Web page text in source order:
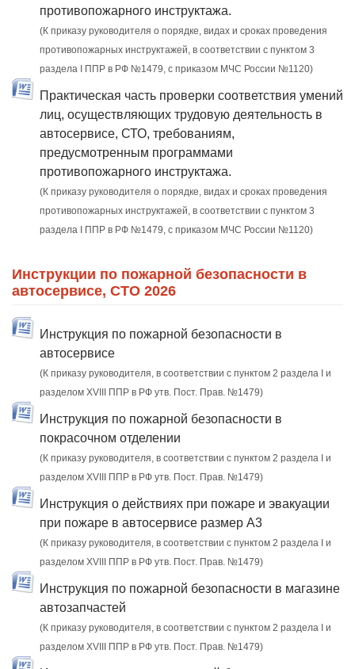
противопожарного инструктажа.
(К приказу руководителя о порядке, видах и сроках проведения
противопожарных инструктажей, в соответствии с пунктом 3
раздела I ППР в РФ №1479, с приказом МЧС России №1120)
Практическая часть проверки соответствия умений
лиц, осуществляющих трудовую деятельность в
автосервисе, СТО, требованиям,
предусмотренным программами
противопожарного инструктажа.
(К приказу руководителя о порядке, видах и сроках проведения
противопожарных инструктажей, в соответствии с пунктом 3
раздела I ППР в РФ №1479, с приказом МЧС России №1120)
Инструкции по пожарной безопасности в
автосервисе, СТО 2026
Инструкция по пожарной безопасности в
автосервисе
(К приказу руководителя, в соответствии с пунктом 2 раздела I и
разделом XVIII ППР в РФ утв. Пост. Прав. №1479)
Инструкция по пожарной безопасности в
покрасочном отделении
(К приказу руководителя, в соответствии с пунктом 2 раздела I и
разделом XVIII ППР в РФ утв. Пост. Прав. №1479)
Инструкция о действиях при пожаре и эвакуации
при пожаре в автосервисе размер А3
(К приказу руководителя, в соответствии с пунктом 2 раздела I и
разделом XVIII ППР в РФ утв. Пост. Прав. №1479)
Инструкция по пожарной безопасности в магазине
автозапчастей
(К приказу руководителя, в соответствии с пунктом 2 раздела I и
разделом XVIII ППР в РФ утв. Пост. Прав. №1479)